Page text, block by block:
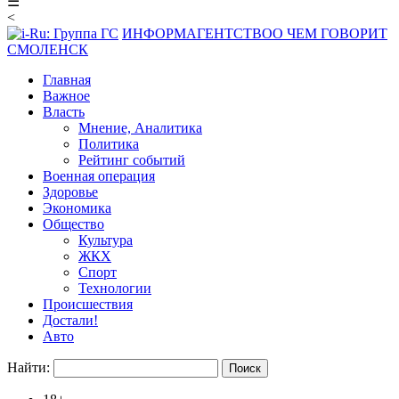
<
ИНФОРМАГЕНТСТВОО ЧЕМ ГОВОРИТ
СМОЛЕНСК
Главная
Важное
Власть
Мнение, Аналитика
Политика
Рейтинг событий
Военная операция
Здоровье
Экономика
Общество
Культура
ЖКХ
Спорт
Технологии
Происшествия
Достали!
Авто
Найти: